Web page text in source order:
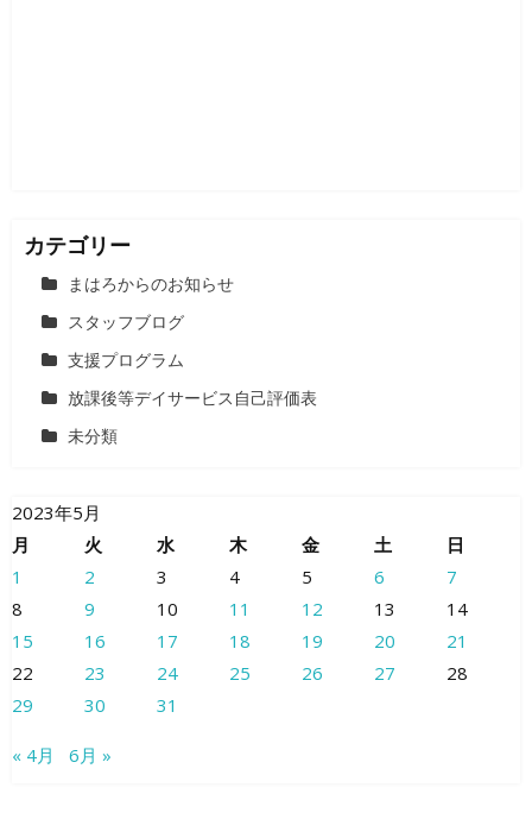
カテゴリー
まはろからのお知らせ
スタッフブログ
支援プログラム
放課後等デイサービス自己評価表
未分類
2023年5月
月
火 水 木 金 土
日
1
2 3 4 5 6
7
8
9 10 11 12 13
14
15
16 17 18 19 20
21
22
23 24 25 26 27
28
29
30 31
« 4月 6月 »